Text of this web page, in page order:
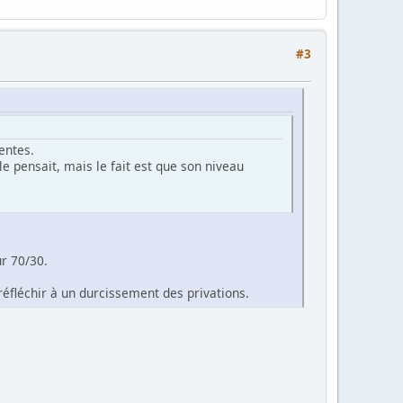
#3
pensait, mais le fait est que son niveau
70/30.
à un durcissement des privations.